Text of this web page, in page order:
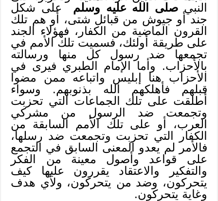
النبي صلى الله عليه وسلمعلى شكل
جند أو جيوش من قبائل شتى، أو هم تلك
القرون الماضية من الكفار، فهؤلاء الجند
على طريقة أولئك، فسميت تلك الأمم في
تجمعها ضد رسول كل منها ورسالته
بالأحزاب. وأما الإمام الطبري فيرى في
الأحزاب هنا إبليس واتباعه ممن مضوا
قبلهم فأهلكهم الله بذنوبهم. وسواء
أطلقت على تلك الجماعات التي تحزبت
وتجمعت ضد الرسول من مشركي
العرب، أو على تلك الأمم السابقة من
الكفار التي تحزبت وتجمعت ضد رسلها،
فالأمر لم يعدو المعنى السابق في التجمع
على قواعد وأصول معينة من الفكر
والتفكير والاعتقاد يقررون عليها كيف
يتحركون، وضد من يتحركون، ولأي هدف
وغاية يتحركون.